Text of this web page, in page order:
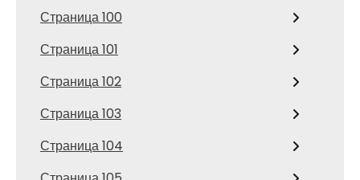
Страница 100
Страница 101
Страница 102
Страница 103
Страница 104